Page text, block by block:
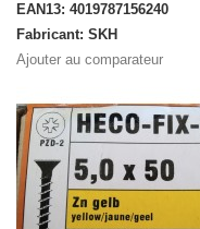
EAN13: 4019787156240
Fabricant: SKH
Ajouter au comparateur